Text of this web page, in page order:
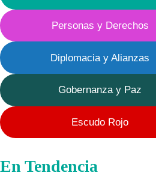
Personas y Derechos
Diplomacia y Alianzas
Gobernanza y Paz
Escudo Rojo
En Tendencia